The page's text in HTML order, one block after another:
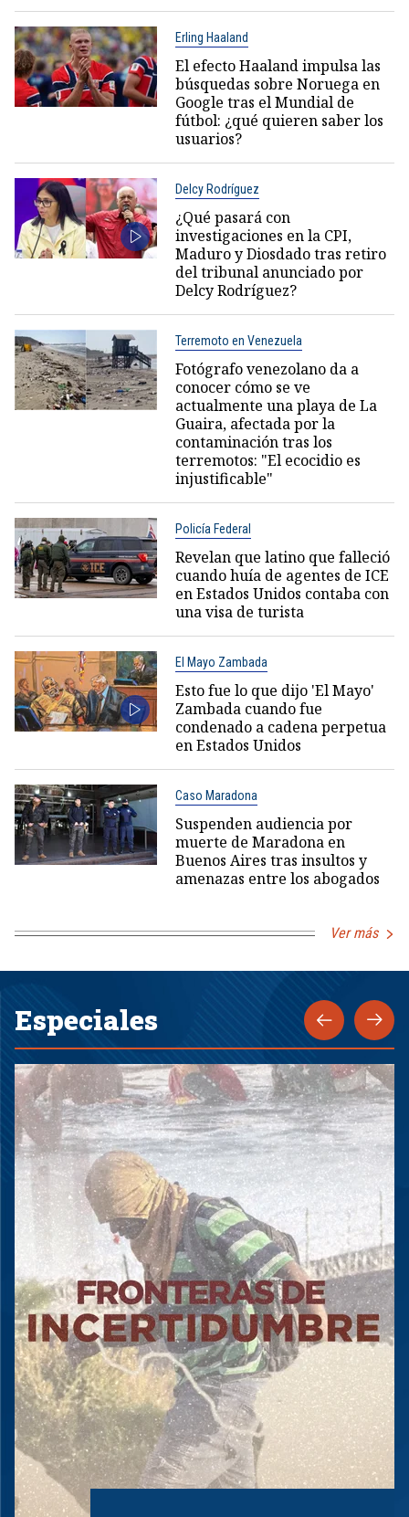
Erling Haaland
El efecto Haaland impulsa las
búsquedas sobre Noruega en
Google tras el Mundial de
fútbol: ¿qué quieren saber los
usuarios?
Delcy Rodríguez
¿Qué pasará con
investigaciones en la CPI,
Maduro y Diosdado tras retiro
del tribunal anunciado por
Delcy Rodríguez?
Terremoto en Venezuela
Fotógrafo venezolano da a
conocer cómo se ve
actualmente una playa de La
Guaira, afectada por la
contaminación tras los
terremotos: "El ecocidio es
injustificable"
Policía Federal
Revelan que latino que falleció
cuando huía de agentes de ICE
en Estados Unidos contaba con
una visa de turista
El Mayo Zambada
Esto fue lo que dijo 'El Mayo'
Zambada cuando fue
condenado a cadena perpetua
en Estados Unidos
Caso Maradona
Suspenden audiencia por
muerte de Maradona en
Buenos Aires tras insultos y
amenazas entre los abogados
Ver más
Especiales